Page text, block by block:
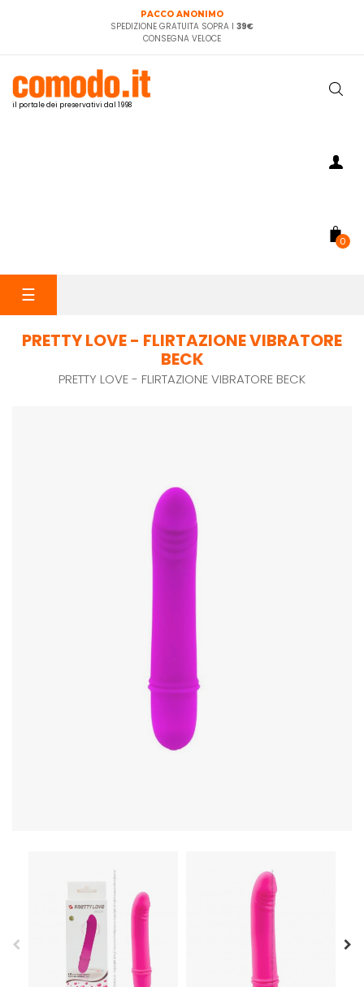
PACCO ANONIMO
SPEDIZIONE GRATUITA SOPRA I 39€
CONSEGNA VELOCE
il portale dei preservativi dal 1998
0
navigazione
☰
PRETTY LOVE - FLIRTAZIONE VIBRATORE
BECK
PRETTY LOVE - FLIRTAZIONE VIBRATORE BECK